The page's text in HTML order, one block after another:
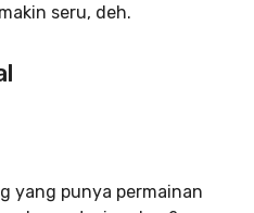
seru, deh.
yang punya permainan